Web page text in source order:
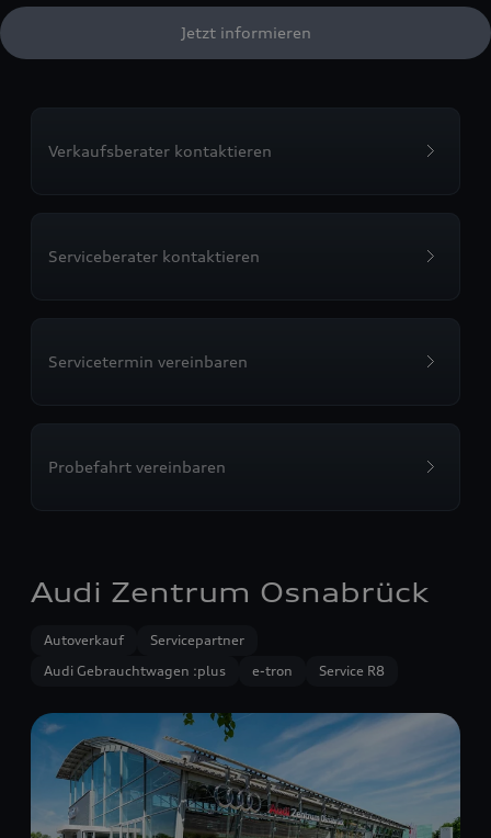
Jetzt informieren
Verkaufsberater kontaktieren
Serviceberater kontaktieren
Servicetermin vereinbaren
Probefahrt vereinbaren
Audi Zentrum Osnabrück
Autoverkauf
Servicepartner
Audi Gebrauchtwagen :plus
e-tron Service R8